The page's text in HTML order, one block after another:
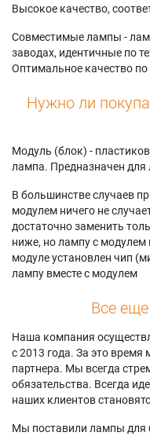
Высокое качество,
Совместимые лампы -
заводах, идентичные по
Оптимальное качество по
Нужно ли
Модуль (блок) -
лампа. Предназначен
В большинстве случаев
модулем ничего не
достаточно заменить
ниже, но лампу с модулем
модуле установлен чип
лампу вместе с модулем
Все
Наша компания
с 2013 года. За это
партнера. Мы всегда
обязательства. Всегда
наших клиентов
Мы поставили лампы для